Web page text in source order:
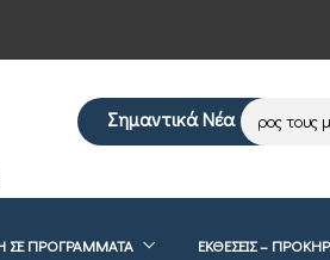
Σημαντικά Νέα
Επείγουσα ενημέρωση προς τους
ΣΕ ΠΡΟΓΡΆΜΜΑΤΑ ΕΚΘΕΣΕΙΣ –